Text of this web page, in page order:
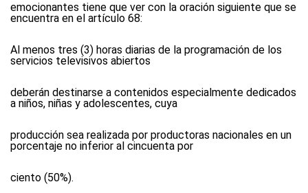
emocionantes tiene que ver con la oración siguiente que se
encuentra en el artículo 68:
Al menos tres (3) horas diarias de la programación de los
servicios televisivos abiertos
deberán destinarse a contenidos especialmente dedicados
a niños, niñas y adolescentes, cuya
producción sea realizada por productoras nacionales en un
porcentaje no inferior al cincuenta por
ciento (50%).